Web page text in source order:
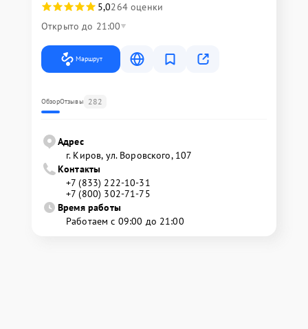
5,0264 оценки
Открыто до 21:00
Маршрут
ОбзорОтзывы 282
Адрес
г. Киров, ул. Воровского, 107
Контакты
+7 (833) 222-10-31
+7 (800) 302-71-75
Время работы
Работаем с 09:00 до 21:00